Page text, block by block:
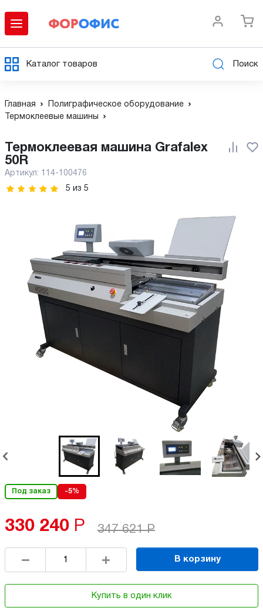
Каталог товаров Поиск
Главная
Полиграфическое оборудование
Термоклеевые машины
50R
Артикул: 114-100476
5 из 5
Под заказ -5%
330 240 Р 347 621 Р
В корзину
Купить в один клик